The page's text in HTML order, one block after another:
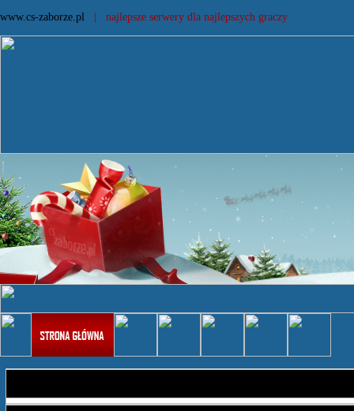
www.cs-zaborze.pl | najlepsze serwery dla najlepszych graczy